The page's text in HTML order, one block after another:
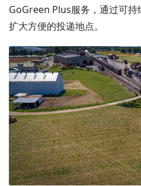
GoGreen Plus服务，通过可
扩大方便的投递地点。